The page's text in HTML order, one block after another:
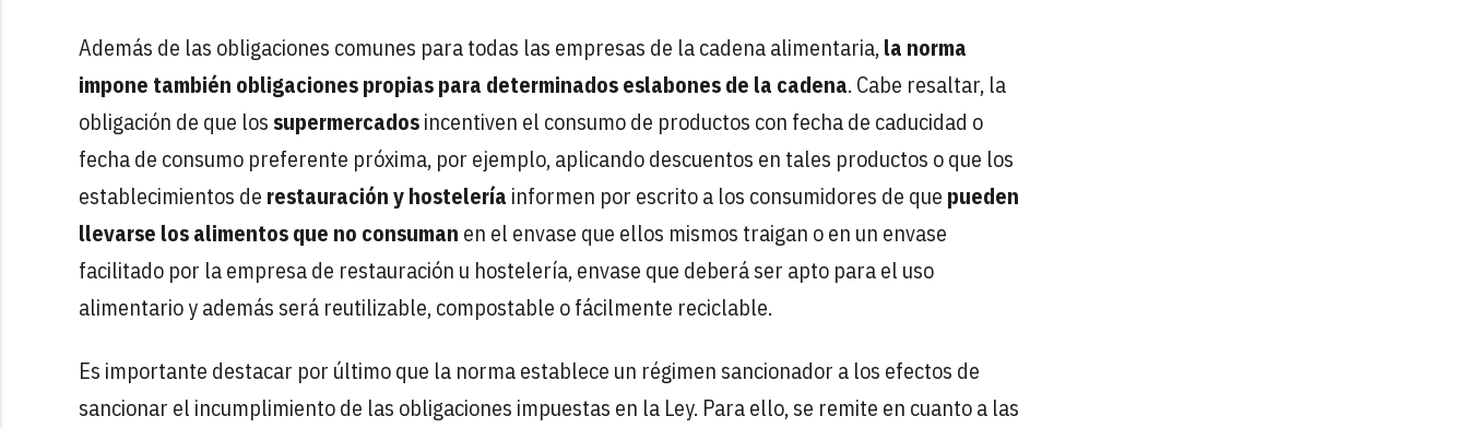
Además de las obligaciones comunes para todas las empresas de la cadena alimentaria,la norma
impone también obligaciones propias para determinados eslabones de la cadena. Cabe resaltar, la
obligación de que los supermercadosincentiven el consumo de productos con fecha de caducidad o
fecha de consumo preferente próxima, por ejemplo, aplicando descuentos en tales productos o que los
establecimientos de restauración y hostelería informen por escrito a los consumidores de que pueden
llevarse los alimentos que no consuman en el envase que ellos mismos traigan o en un envase
facilitado por la empresa de restauración u hostelería, envase que deberá ser apto para el uso
alimentario y además será reutilizable, compostable o fácilmente reciclable.
Es importante destacar por último que la norma establece un régimen sancionador a los efectos de
sancionar el incumplimiento de las obligaciones impuestas en la Ley. Para ello, se remite en cuanto a las